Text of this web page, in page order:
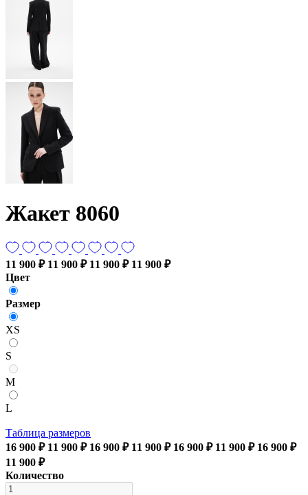
Жакет 8060
11 900 ₽ 11 900 ₽ 11 900 ₽ 11 900 ₽
Цвет
Размер
XS
S
M
L
Таблица размеров
16 900 ₽ 11 900 ₽ 16 900 ₽ 11 900 ₽ 16 900 ₽ 11 900 ₽ 16 900 ₽
11 900 ₽
Количество